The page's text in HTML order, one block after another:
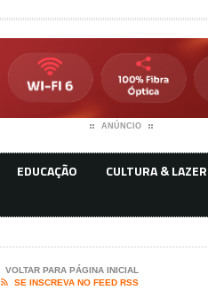
ANÚNCIO
EDUCAÇÃO CULTURA & LAZER
VOLTAR PARA PÁGINA INICIAL

SE INSCREVA NO FEED RSS